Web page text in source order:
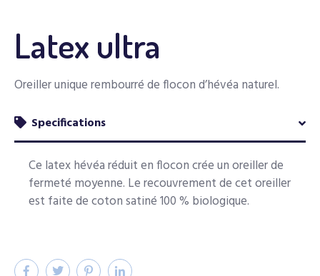
Latex ultra
Oreiller unique rembourré de flocon d’hévéa naturel.
Specifications
Ce latex hévéa réduit en flocon crée un oreiller de
fermeté moyenne. Le recouvrement de cet oreiller
est faite de coton satiné 100 % biologique.